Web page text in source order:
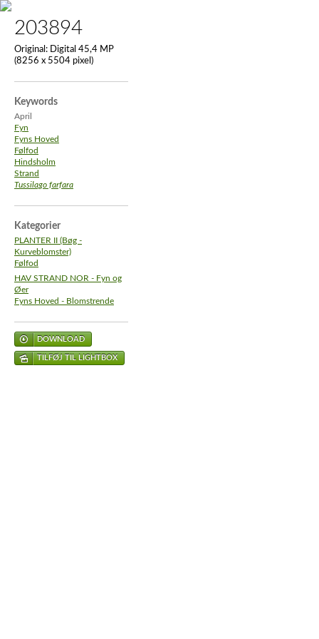
203894
Original: Digital 45,4 MP
(8256 x 5504 pixel)
Keywords
April
Fyn
Fyns Hoved
Følfod
Hindsholm
Strand
Tussilago farfara
Kategorier
PLANTER II (Bøg -
Kurveblomster)
Følfod
HAV STRAND NOR - Fyn og
Øer
Fyns Hoved - Blomstrende
DOWNLOAD
TILFØJ TIL LIGHTBOX